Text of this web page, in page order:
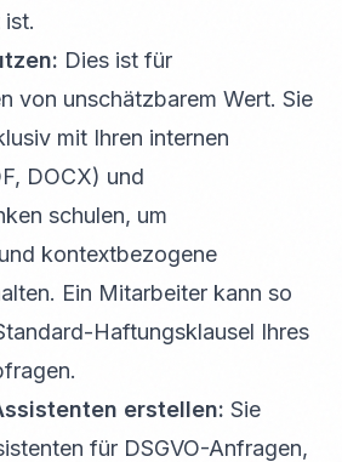
ist.
Dies ist für
von unschätzbarem Wert. Sie
mit Ihren internen
DOCX) und
schulen, um
kontextbezogene
Ein Mitarbeiter kann so
Haftungsklausel Ihres
erstellen: Sie
für DSGVO-Anfragen,